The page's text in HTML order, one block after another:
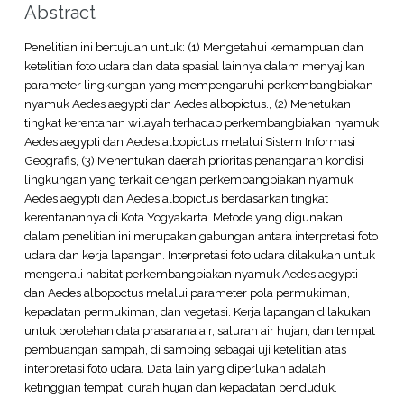
Abstract
Penelitian ini bertujuan untuk: (1) Mengetahui kemampuan dan
ketelitian foto udara dan data spasial lainnya dalam menyajikan
parameter lingkungan yang mempengaruhi perkembangbiakan
nyamuk Aedes aegypti dan Aedes albopictus., (2) Menetukan
tingkat kerentanan wilayah terhadap perkembangbiakan nyamuk
Aedes aegypti dan Aedes albopictus melalui Sistem Informasi
Geografis, (3) Menentukan daerah prioritas penanganan kondisi
lingkungan yang terkait dengan perkembangbiakan nyamuk
Aedes aegypti dan Aedes albopictus berdasarkan tingkat
kerentanannya di Kota Yogyakarta. Metode yang digunakan
dalam penelitian ini merupakan gabungan antara interpretasi foto
udara dan kerja lapangan. Interpretasi foto udara dilakukan untuk
mengenali habitat perkembangbiakan nyamuk Aedes aegypti
dan Aedes albopoctus melalui parameter pola permukiman,
kepadatan permukiman, dan vegetasi. Kerja lapangan dilakukan
untuk perolehan data prasarana air, saluran air hujan, dan tempat
pembuangan sampah, di samping sebagai uji ketelitian atas
interpretasi foto udara. Data lain yang diperlukan adalah
ketinggian tempat, curah hujan dan kepadatan penduduk.